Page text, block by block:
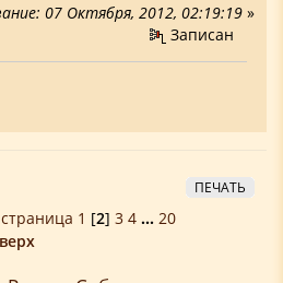
07 Октября, 2012, 02:19:19 »
Записан
ПЕЧАТЬ
1 [2] 3 4 ... 20